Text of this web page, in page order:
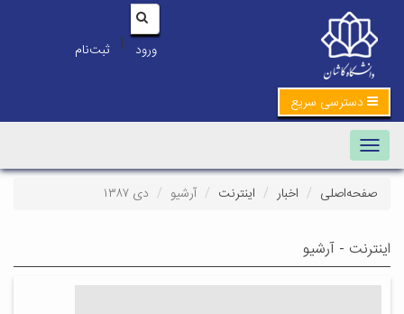
ورود | ثبت‌نام
دسترسی سریع
Toggle navigation
صفحه‌اصلی اخبار اینترنت آرشیو دی ۱۳۸۷
اینترنت - آرشیو